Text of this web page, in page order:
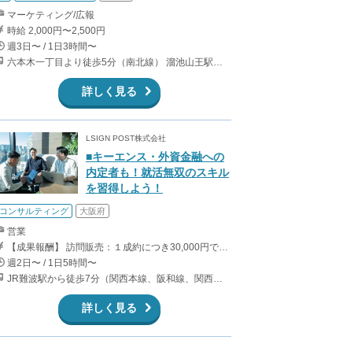
マーケティング/広報
時給 2,000円〜2,500円
週3日〜 / 1日3時間〜
詳しく見る
LSIGN POST株式会社
■キーエンス・外資金融への
内定者も！就活無双のスキル
を習得しよう！
コンサルティング 大阪府
営業
週2日〜 / 1日5時間〜
詳しく見る